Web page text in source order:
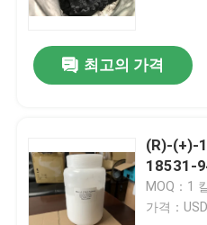
최고의 가격
(R)-(+)-
18531-
MOQ：1
가격：